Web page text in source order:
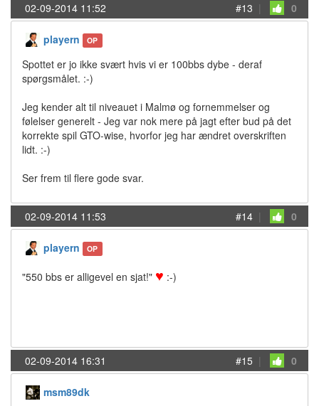
02-09-2014 11:52 #13 | 0
playern OP
Spottet er jo ikke svært hvis vi er 100bbs dybe - deraf
spørgsmålet. :-)
Jeg kender alt til niveauet i Malmø og fornemmelser og
følelser generelt - Jeg var nok mere på jagt efter bud på det
korrekte spil GTO-wise, hvorfor jeg har ændret overskriften
lidt. :-)
Ser frem til flere gode svar.
02-09-2014 11:53 #14 | 0
playern OP
"550 bbs er alligevel en sjat!" ♥ :-)
02-09-2014 16:31 #15 | 0
msm89dk